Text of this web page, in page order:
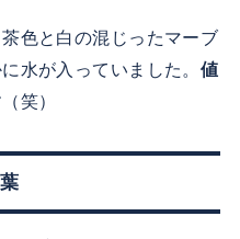
色と白の混じったマーブ
水が入っていました。 値
笑）